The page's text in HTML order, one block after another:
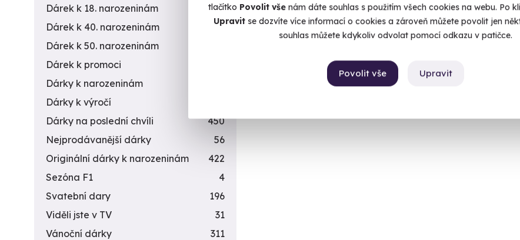
tlačítko Povolit vše nám dáte souhlas s použitím všech cookies na webu. Po
Upravitse dozvíte více informací o cookies a zároveň můžete povolit jen
souhlas můžete kdykoliv odvolat pomocí odkazu v patičce.
Upravit
Povolit vše
Dárek k 18. narozeninám
256
Dárek k 40. narozeninám
453
Dárek k 50. narozeninám
Dárek k promoci
Dárky k narozeninám
Dárky k výročí
Dárky na poslední chvíli
450
Nejprodávanější dárky
56
Originální dárky k narozeninám
422
Sezóna F1
4
Svatební dary
196
Viděli jste v TV
31
Vánoční dárky
311